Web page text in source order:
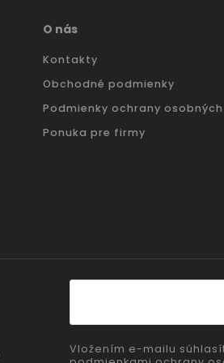
O nás
Kontakty
Obchodné podmienky
Podmienky ochrany
Ponuka pre firmy
Vložením e-mailu